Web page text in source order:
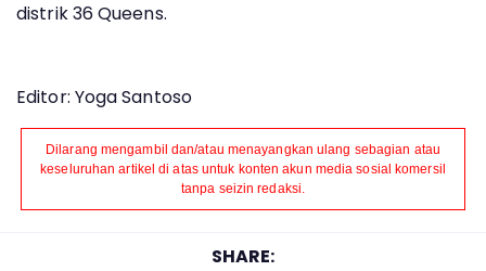
distrik 36 Queens.
Editor: Yoga Santoso
Dilarang mengambil dan/atau menayangkan ulang sebagian atau
keseluruhan artikel di atas untuk konten akun media sosial komersil
tanpa seizin redaksi.
SHARE: